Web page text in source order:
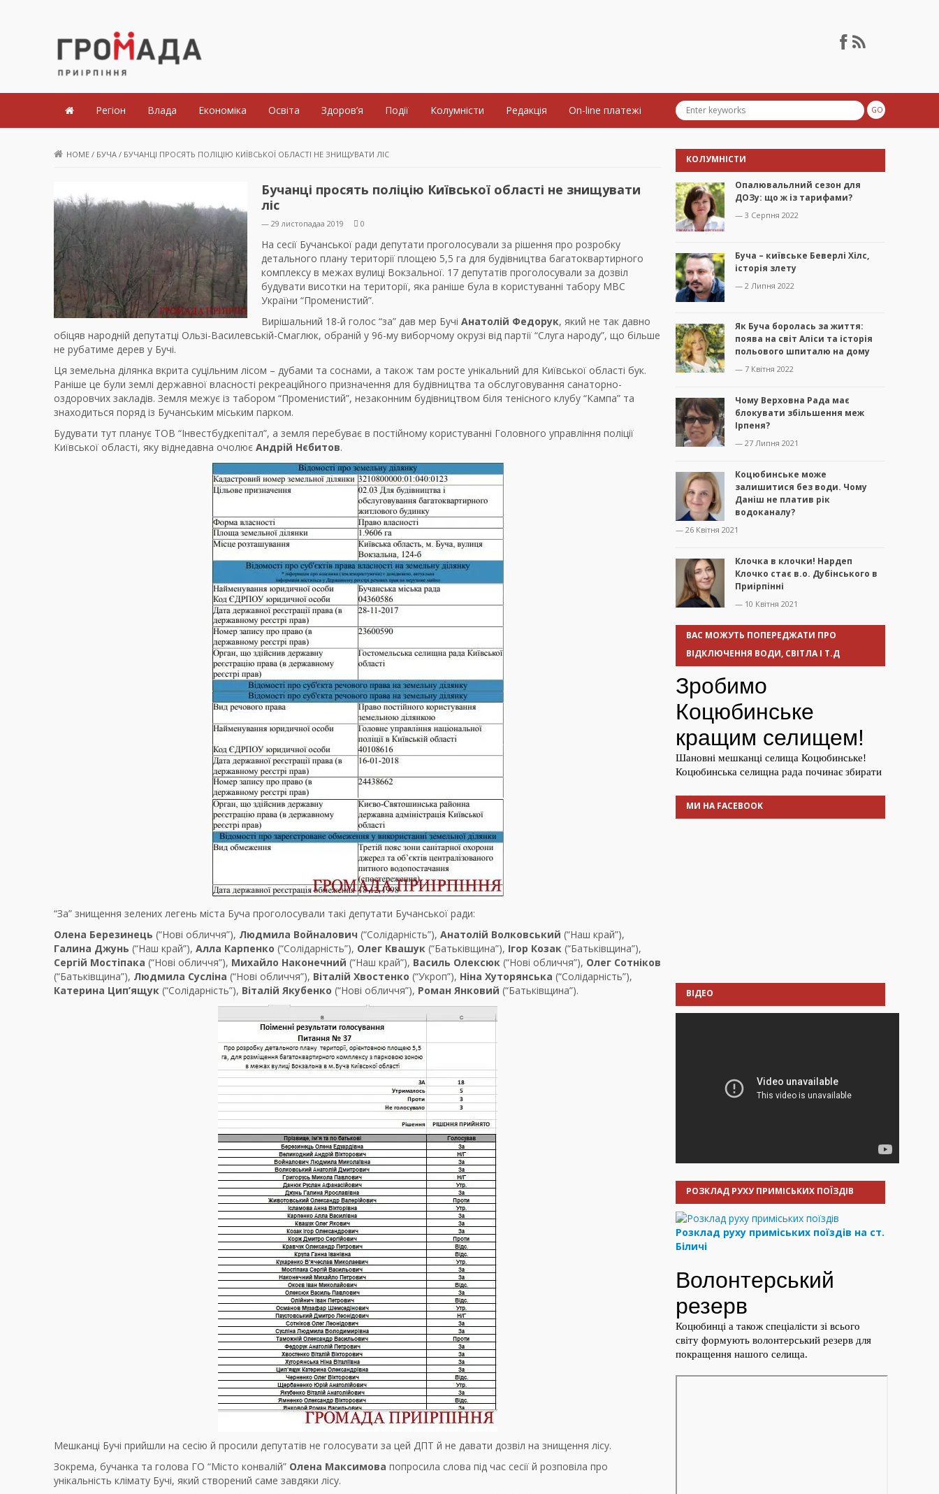
Громада Приірпіння
Регіон Влада Економіка Освіта Здоров’я Події Колумністи Редакція On-line платежі
HOME / БУЧА / БУЧАНЦІ ПРОСЯТЬ ПОЛІЦІЮ КИЇВСЬКОЇ ОБЛАСТІ НЕ ЗНИЩУВАТИ ЛІС
Бучанці просять поліцію Київської області не знищувати
ліс
— 29 листопадаа 2019 0
На сесії Бучанської ради депутати проголосували за рішення про розробку
детального плану території площею 5,5 га для будівництва багатоквартирного
комплексу в межах вулиці Вокзальної. 17 депутатів проголосували за дозвіл
будувати висотки на території, яка раніше була в користуванні табору МВС
України “Променистий”.
Вирішальний 18-й голос “за” дав мер Бучі Анатолій Федорук, який не так давно
обіцяв народній депутатці Ользі-Василевській-Смаглюк, обраній у 96-му виборчому окрузі від партії “Слуга народу”, що більше
не рубатиме дерев у Бучі.
Ця земельна ділянка вкрита суцільним лісом – дубами та соснами, а також там росте унікальний для Київської області бук.
Раніше це були землі державної власності рекреаційного призначення для будівництва та обслуговування санаторно-
оздоровчих закладів. Земля межує із табором “Променистий”, незаконним будівництвом біля тенісного клубу “Кампа” та
знаходиться поряд із Бучанським міським парком.
Будувати тут планує ТОВ “Інвестбудкепітал”, а земля перебуває в постійному користуванні Головного управління поліції
Київської області, яку віднедавна очолює Андрій Нєбитов.
“За” знищення зелених легень міста Буча проголосували такі депутати Бучанської ради:
Олена Березинець (“Нові обличчя”), Людмила Войналович (“Солідарність”), Анатолій Волковський (“Наш край”),
Галина Джунь (“Наш край”), Алла Карпенко (“Солідарність”), Олег Квашук (“Батьківщина”), Ігор Козак (“Батьківщина”),
Сергій Мостіпака (“Нові обличчя”), Михайло Наконечний (“Наш край”), Василь Олексюк (“Нові обличчя”), Олег Сотніков
(“Батьківщина”), Людмила Сусліна (“Нові обличчя”), Віталій Хвостенко (“Укроп”), Ніна Хуторянська (“Солідарність”),
Катерина Цип’ящук (“Солідарність”), Віталій Якубенко (“Нові обличчя”), Роман Янковий (“Батьківщина”).
Мешканці Бучі прийшли на сесію й просили депутатів не голосувати за цей ДПТ й не давати дозвіл на знищення лісу.
Зокрема, бучанка та голова ГО “Місто конвалій” Олена Максимова попросила слова під час сесії й розповіла про
унікальність клімату Бучі, який створений саме завдяки лісу.
КОЛУМНІСТИ
Опалювальлний сезон для
ДОЗу: що ж із тарифами?
— 3 Серпня 2022
Буча – київське Беверлі Хілс,
історія злету
— 2 Липня 2022
Як Буча боролась за життя:
поява на світ Аліси та історія
польового шпиталю на дому
— 7 Квітня 2022
Чому Верховна Рада має
блокувати збільшення меж
Ірпеня?
— 27 Липня 2021
Коцюбинське може
залишитися без води. Чому
Даніш не платив рік
водоканалу?
— 26 Квітня 2021
Клочка в клочки! Нардеп
Клочко стає в.о. Дубінського в
Приірпінні
— 10 Квітня 2021
ВАС МОЖУТЬ ПОПЕРЕДЖАТИ ПРО
ВІДКЛЮЧЕННЯ ВОДИ, СВІТЛА І Т.Д
МИ НА FACEBOOK
ВІДЕО
РОЗКЛАД РУХУ ПРИМІСЬКИХ ПОЇЗДІВ
Розклад руху приміських поїздів на ст.
Біличі